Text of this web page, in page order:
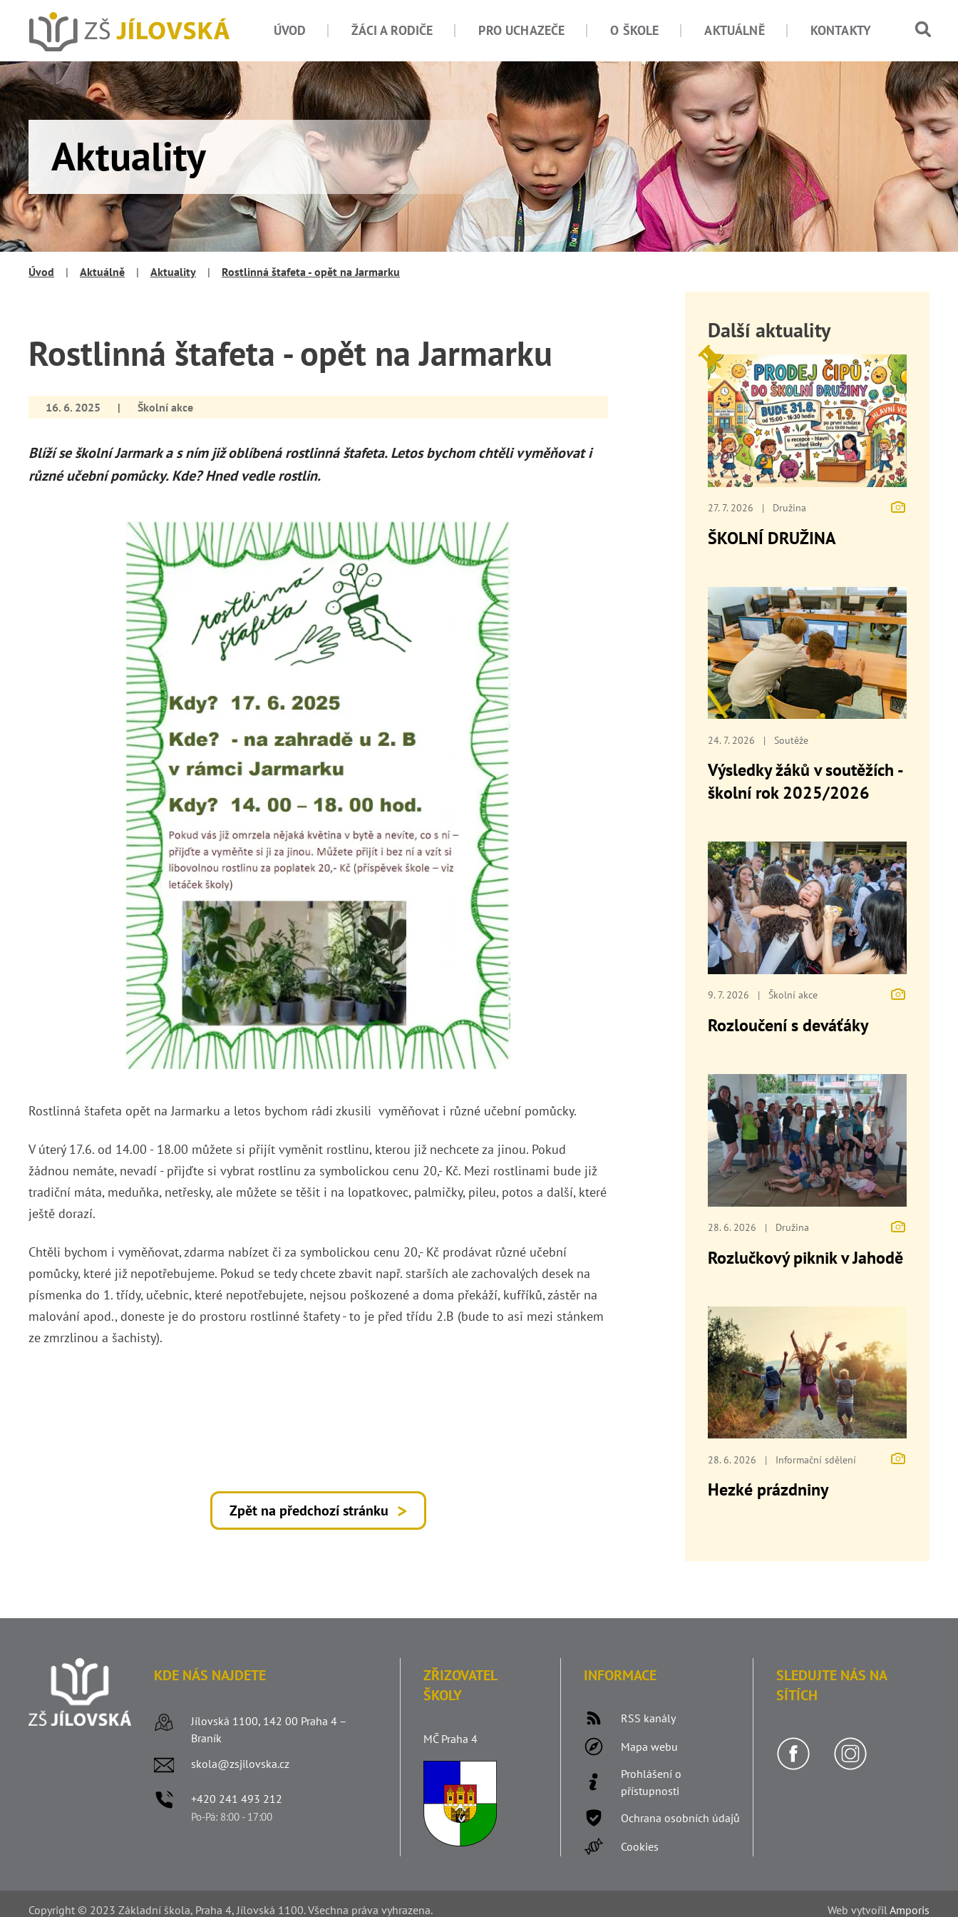
ÚVOD ŽÁCI A RODIČE PRO UCHAZEČE O ŠKOLE AKTUÁLNĚ KONTAKTY
Aktuality
Úvod | Aktuálně | Aktuality | Rostlinná štafeta - opět na Jarmarku
Rostlinná štafeta - opět na Jarmarku
16. 6. 2025 | Školní akce
Blíží se školní Jarmark a s ním již oblíbená rostlinná štafeta. Letos bychom chtěli vyměňovat i
různé učební pomůcky. Kde? Hned vedle rostlin.
Rostlinná štafeta opět na Jarmarku a letos bychom rádi zkusili vyměňovat i různé učební pomůcky.
V úterý 17.6. od 14.00 - 18.00 můžete si přijít vyměnit rostlinu, kterou již nechcete za jinou. Pokud
žádnou nemáte, nevadí - přijďte si vybrat rostlinu za symbolickou cenu 20,- Kč. Mezi rostlinami bude již
tradiční máta, meduňka, netřesky, ale můžete se těšit i na lopatkovec, palmičky, pileu, potos a další, které
ještě dorazí.
Chtěli bychom i vyměňovat, zdarma nabízet či za symbolickou cenu 20,- Kč prodávat různé učební
pomůcky, které již nepotřebujeme. Pokud se tedy chcete zbavit např. starších ale zachovalých desek na
písmenka do 1. třídy, učebnic, které nepotřebujete, nejsou poškozené a doma překáží, kufříků, zástěr na
malování apod., doneste je do prostoru rostlinné štafety - to je před třídu 2.B (bude to asi mezi stánkem
ze zmrzlinou a šachisty).
Zpět na předchozí stránku
Další aktuality
27. 7. 2026 | Družina
ŠKOLNÍ DRUŽINA
24. 7. 2026 | Soutěže
Výsledky žáků v soutěžích -
školní rok 2025/2026
9. 7. 2026 | Školní akce
Rozloučení s deváťáky
28. 6. 2026 | Družina
Rozlučkový piknik v Jahodě
28. 6. 2026 | Informační sdělení
Hezké prázdniny
KDE NÁS NAJDETE
Jílovská 1100, 142 00 Praha 4 –
Braník
skola@zsjilovska.cz
+420 241 493 212
Po-Pá: 8:00 - 17:00
ZŘIZOVATEL
ŠKOLY
MČ Praha 4
INFORMACE
RSS kanály
Mapa webu
Prohlášení o
přístupnosti
Ochrana osobních údajů
Cookies
SLEDUJTE NÁS NA
SÍTÍCH
Copyright © 2023 Základní škola, Praha 4, Jílovská 1100. Všechna práva vyhrazena. Web vytvořilAmporis